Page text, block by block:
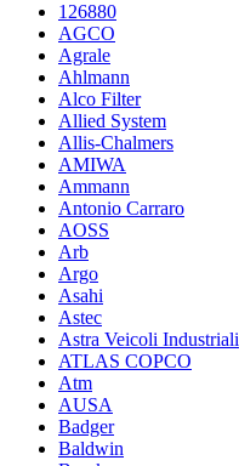
126880
AGCO
Agrale
Ahlmann
Alco Filter
Allied System
Allis-Chalmers
AMIWA
Ammann
Antonio Carraro
AOSS
Arb
Argo
Asahi
Astec
Astra Veicoli Industriali
ATLAS COPCO
Atm
AUSA
Badger
Baldwin